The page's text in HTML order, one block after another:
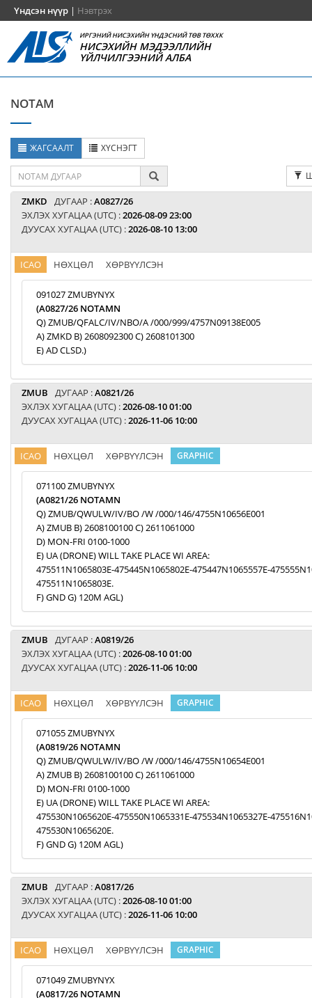
Үндсэн нүүр | Нэвтрэх
ИРГЭНИЙ НИСЭХИЙН ҮНДЭСНИЙ ТӨВ ТӨХХК
НИСЭХИЙН МЭДЭЭЛЛИЙН
ҮЙЛЧИЛГЭЭНИЙ АЛБА
NOTAM
ЖАГСААЛТ ХҮСНЭГТ
ZMKD ДУГААР :A0827/26
ЭХЛЭХ ХУГАЦАА (UTC) :2026-08-09 23:00
ДУУСАХ ХУГАЦАА (UTC) :2026-08-10 13:00
ICAO НӨХЦӨЛ ХӨРВҮҮЛСЭН
091027 ZMUBYNYX
(A0827/26 NOTAMN
Q) ZMUB/QFALC/IV/NBO/A /000/999/4757N09138E005
A) ZMKD B) 2608092300 C) 2608101300
E) AD CLSD.)
ZMUB ДУГААР :A0821/26
ЭХЛЭХ ХУГАЦАА (UTC) :2026-08-10 01:00
ДУУСАХ ХУГАЦАА (UTC) :2026-11-06 10:00
ICAO НӨХЦӨЛ ХӨРВҮҮЛСЭН GRAPHIC
071100 ZMUBYNYX
(A0821/26 NOTAMN
Q) ZMUB/QWULW/IV/BO /W /000/146/4755N10656E001
A) ZMUB B) 2608100100 C) 2611061000
D) MON-FRI 0100-1000
E) UA (DRONE) WILL TAKE PLACE WI AREA:
475511N1065803E-475445N1065802E-475447N1065557E-
475511N1065803E.
F) GND G) 120M AGL)
ZMUB ДУГААР :A0819/26
ЭХЛЭХ ХУГАЦАА (UTC) :2026-08-10 01:00
ДУУСАХ ХУГАЦАА (UTC) :2026-11-06 10:00
ICAO НӨХЦӨЛ ХӨРВҮҮЛСЭН GRAPHIC
071055 ZMUBYNYX
(A0819/26 NOTAMN
Q) ZMUB/QWULW/IV/BO /W /000/146/4755N10654E001
A) ZMUB B) 2608100100 C) 2611061000
D) MON-FRI 0100-1000
E) UA (DRONE) WILL TAKE PLACE WI AREA:
475530N1065620E-475550N1065331E-475534N1065327E-
475530N1065620E.
F) GND G) 120M AGL)
ZMUB ДУГААР :A0817/26
ЭХЛЭХ ХУГАЦАА (UTC) :2026-08-10 01:00
ДУУСАХ ХУГАЦАА (UTC) :2026-11-06 10:00
ICAO НӨХЦӨЛ ХӨРВҮҮЛСЭН GRAPHIC
071049 ZMUBYNYX
(A0817/26 NOTAMN